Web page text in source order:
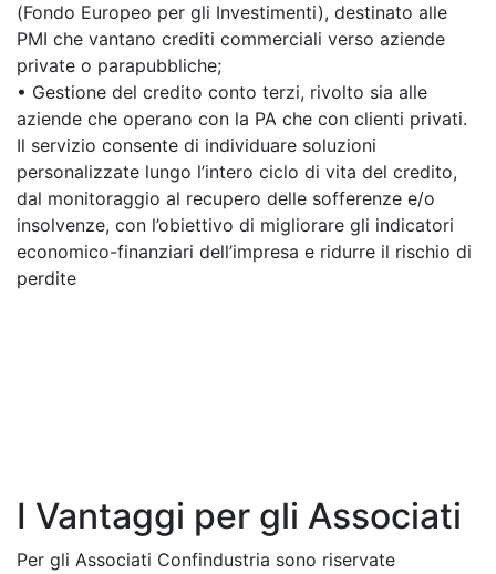
(Fondo Europeo per gli Investimenti), destinato alle
PMI che vantano crediti commerciali verso aziende
private o parapubbliche;
• Gestione del credito conto terzi, rivolto sia alle
aziende che operano con la PA che con clienti privati.
Il servizio consente di individuare soluzioni
personalizzate lungo l’intero ciclo di vita del credito,
dal monitoraggio al recupero delle sofferenze e/o
insolvenze, con l’obiettivo di migliorare gli indicatori
economico-finanziari dell’impresa e ridurre il rischio di
perdite
I Vantaggi per gli Associati
Per gli Associati Confindustria sono riservate